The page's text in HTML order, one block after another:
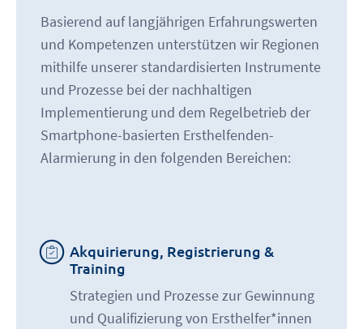
Basierend auf langjährigen Erfahrungswerten
und Kompetenzen unterstützen wir Regionen
mithilfe unserer standardisierten Instrumente
und Prozesse bei der nachhaltigen
Implementierung und dem Regelbetrieb der
Smartphone-basierten Ersthelfenden-
Alarmierung in den folgenden Bereichen:
Akquirierung, Registrierung &
Training
Strategien und Prozesse zur Gewinnung
und Qualifizierung von Ersthelfer*innen